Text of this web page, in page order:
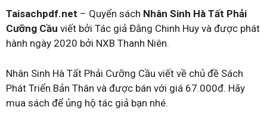
Taisachpdf.net – Quyển sách Nhân Sinh Hà Tất Phải
Cưỡng Cầu viết bởi Tác giả Đằng Chinh Huy và được phát
hành ngày 2020 bởi NXB Thanh Niên.
Nhân Sinh Hà Tất Phải Cưỡng Cầu viết về chủ đề Sách
Phát Triển Bản Thân và được bán với giá 67.000đ. Hãy
mua sách để ủng hộ tác giả bạn nhé.